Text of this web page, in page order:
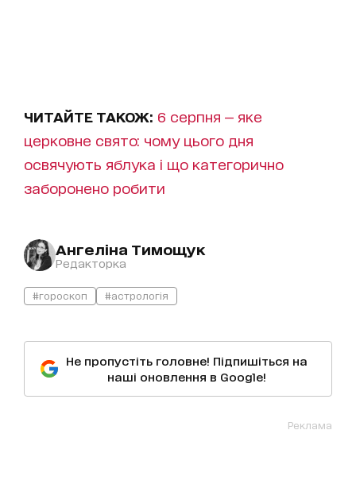
ЧИТАЙТЕ ТАКОЖ: 6 серпня — яке
церковне свято: чому цього дня
освячують яблука і що категорично
заборонено робити
Ангеліна Тимощук
Редакторка
#гороскоп #астрологія
Не пропустіть головне! Підпишіться на
наші оновлення в Google!
Реклама